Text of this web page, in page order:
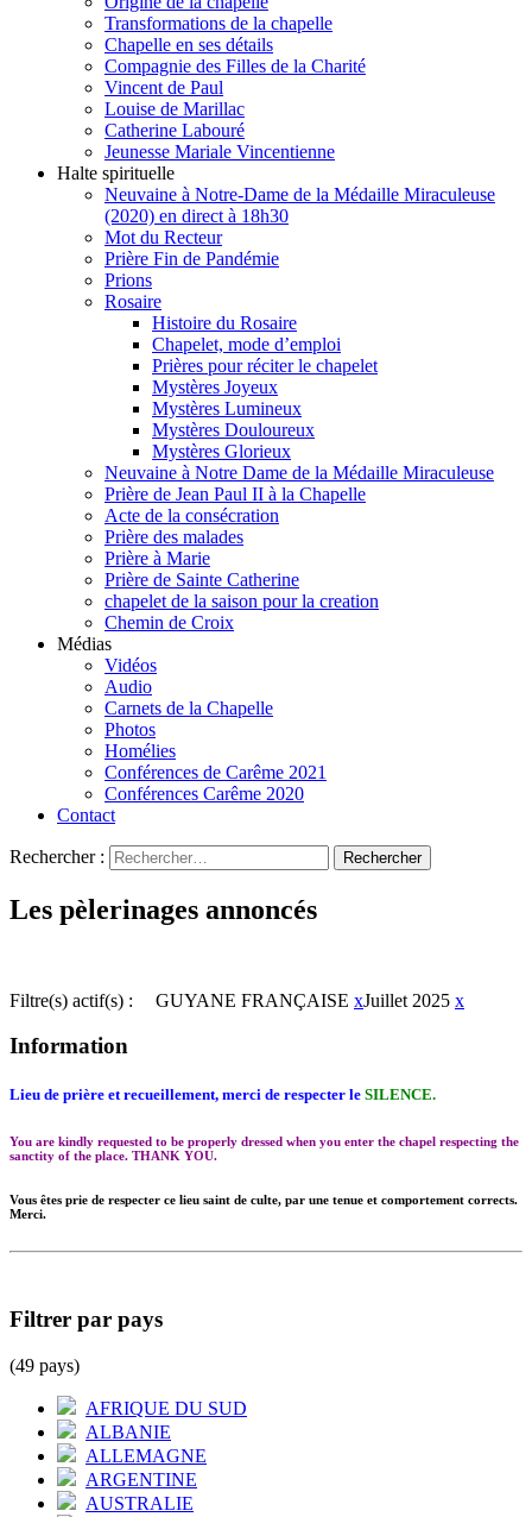
Transformations de la chapelle
Chapelle en ses détails
Compagnie des Filles de la Charité
Vincent de Paul
Louise de Marillac
Catherine Labouré
Jeunesse Mariale Vincentienne
Halte spirituelle
Neuvaine à Notre-Dame de la Médaille Miraculeuse
(2020) en direct à 18h30
Mot du Recteur
Prière Fin de Pandémie
Prions
Rosaire
Histoire du Rosaire
Chapelet, mode d’emploi
Prières pour réciter le chapelet
Mystères Joyeux
Mystères Lumineux
Mystères Douloureux
Mystères Glorieux
Neuvaine à Notre Dame de la Médaille Miraculeuse
Prière de Jean Paul II à la Chapelle
Acte de la consécration
Prière des malades
Prière à Marie
Prière de Sainte Catherine
chapelet de la saison pour la creation
Chemin de Croix
Médias
Vidéos
Audio
Carnets de la Chapelle
Photos
Homélies
Conférences de Carême 2021
Conférences Carême 2020
Contact
Rechercher :
Les pèlerinages annoncés
Filtre(s) actif(s) : GUYANE FRANÇAISE xJuillet 2025 x
Information
Lieu de prière et recueillement, merci de respecter le SILENCE.
You are kindly requested to be properly dressed when you enter the chapel respecting the
sanctity of the place. THANK YOU.
Vous êtes prie de respecter ce lieu saint de culte, par une tenue et comportement corrects.
Merci.
Filtrer par pays
(49 pays)
AFRIQUE DU SUD
ALBANIE
ALLEMAGNE
ARGENTINE
AUSTRALIE